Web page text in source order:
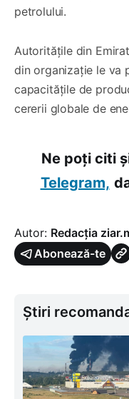
petrolului.
Autoritățile din
din organizație le va
capacitățile de
cererii globale de
Ne poți citi
Telegram,
Autor: Redacția
Abonează-te
Știri